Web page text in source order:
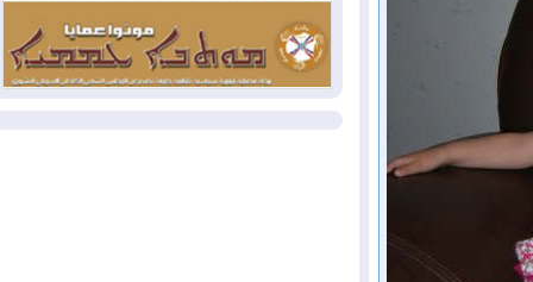
2026-08-03
العراق يؤكد مجدداً التزامه
بمنع الهجمات على الدول المجاورة